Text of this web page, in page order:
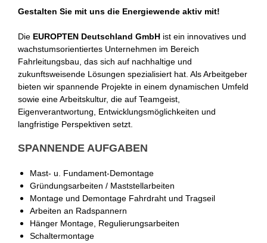
Gestalten Sie mit uns die Energiewende aktiv mit!
Die EUROPTEN Deutschland GmbH ist ein innovatives und
wachstumsorientiertes Unternehmen im Bereich
Fahrleitungsbau, das sich auf nachhaltige und
zukunftsweisende Lösungen spezialisiert hat. Als Arbeitgeber
bieten wir spannende Projekte in einem dynamischen Umfeld
sowie eine Arbeitskultur, die auf Teamgeist,
Eigenverantwortung, Entwicklungsmöglichkeiten und
langfristige Perspektiven setzt.
SPANNENDE AUFGABEN
Mast- u. Fundament-Demontage
Gründungsarbeiten / Maststellarbeiten
Montage und Demontage Fahrdraht und Tragseil
Arbeiten an Radspannern
Hänger Montage, Regulierungsarbeiten
Schaltermontage